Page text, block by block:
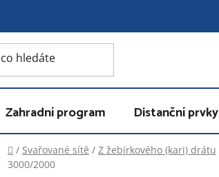
Zahradní program Distanční prvky
Domů
/ Svařované sítě / Z žebírkového (kari) drátu
3000/2000